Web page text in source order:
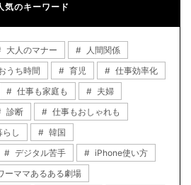
気のキーワード
大人のマナー
人間関係
うち時間 育児
仕事効率化
仕事も家庭も
夫婦
診断
仕事もおしゃれも
らし
韓国
デジタル苦手
iPhone使い方
ーママあるある劇場